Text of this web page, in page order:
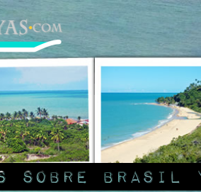
sobre Brasil